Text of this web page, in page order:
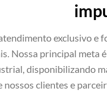
exclusivo e
Nossa principal meta
disponibilizando
nossos clientes e